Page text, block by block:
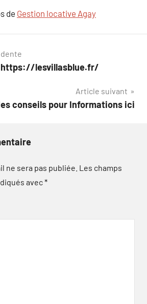
de Gestion locative Agay
https://lesvillasblue.fr/
Article suivant
conseils pour Informations ici
ne sera pas publiée. Les champs
avec*